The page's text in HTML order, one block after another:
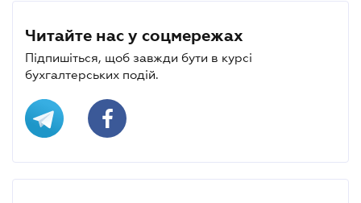
Читайте нас у соцмережах
Підпишіться, щоб завжди бути в курсі
бухгалтерських подій.